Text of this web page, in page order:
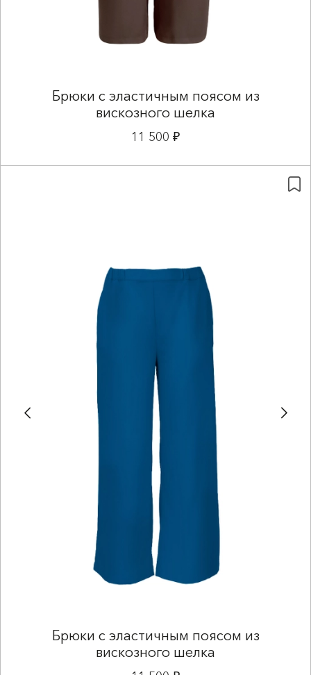
Брюки с эластичным поясом из
вискозного шелка
11 500 ₽
Брюки с эластичным поясом из
вискозного шелка